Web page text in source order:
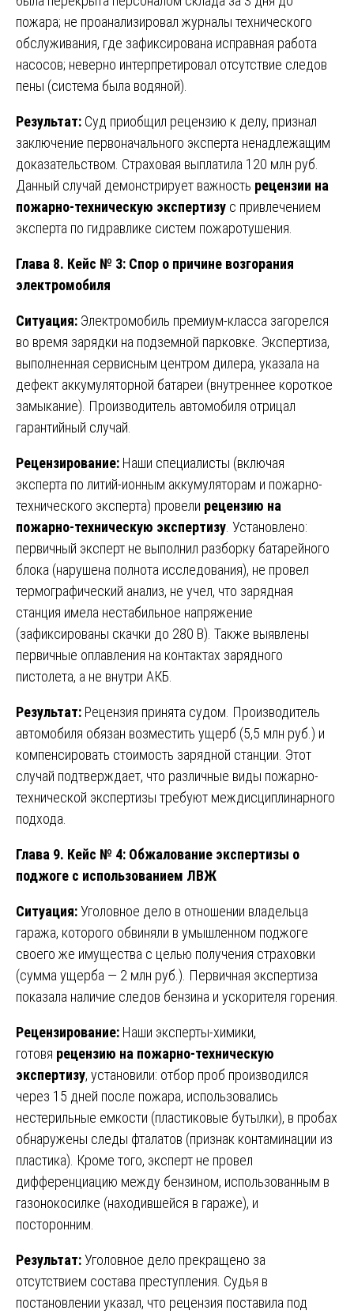
пожара; не проанализировал журналы технического
обслуживания, где зафиксирована исправная работа
насосов; неверно интерпретировал отсутствие следов
пены (система была водяной).
Результат: Суд приобщил рецензию к делу, признал
заключение первоначального эксперта ненадлежащим
доказательством. Страховая выплатила 120 млн руб.
Данный случай демонстрирует важность рецензии на
пожарно-техническую экспертизу с привлечением
эксперта по гидравлике систем пожаротушения.
Глава 8. Кейс № 3: Спор о причине возгорания
электромобиля
Ситуация: Электромобиль премиум-класса загорелся
во время зарядки на подземной парковке. Экспертиза,
выполненная сервисным центром дилера, указала на
дефект аккумуляторной батареи (внутреннее короткое
замыкание). Производитель автомобиля отрицал
гарантийный случай.
Рецензирование: Наши специалисты (включая
эксперта по литий-ионным аккумуляторам и пожарно-
технического эксперта) провели рецензию на
пожарно-техническую экспертизу . Установлено:
первичный эксперт не выполнил разборку батарейного
блока (нарушена полнота исследования), не провел
термографический анализ, не учел, что зарядная
станция имела нестабильное напряжение
(зафиксированы скачки до 280 В). Также выявлены
первичные оплавления на контактах зарядного
пистолета, а не внутри АКБ.
Результат: Рецензия принята судом. Производитель
автомобиля обязан возместить ущерб (5,5 млн руб.) и
компенсировать стоимость зарядной станции. Этот
случай подтверждает, что различные виды пожарно-
технической экспертизы требуют междисциплинарного
подхода.
Глава 9. Кейс № 4: Обжалование экспертизы о
поджоге с использованием ЛВЖ
Ситуация:Уголовное дело в отношении владельца
гаража, которого обвиняли в умышленном поджоге
своего же имущества с целью получения страховки
(сумма ущерба — 2 млн руб.). Первичная экспертиза
показала наличие следов бензина и ускорителя горения.
Рецензирование: Наши эксперты-химики,
готовя рецензию на пожарно-техническую
экспертизу, установили: отбор проб производился
через 15 дней после пожара, использовались
нестерильные емкости (пластиковые бутылки), в пробах
обнаружены следы фталатов (признак контаминации из
пластика). Кроме того, эксперт не провел
дифференциацию между бензином, использованным в
газонокосилке (находившейся в гараже), и
посторонним.
Результат:Уголовное дело прекращено за
отсутствием состава преступления. Судья в
постановлении указал, что рецензия поставила под